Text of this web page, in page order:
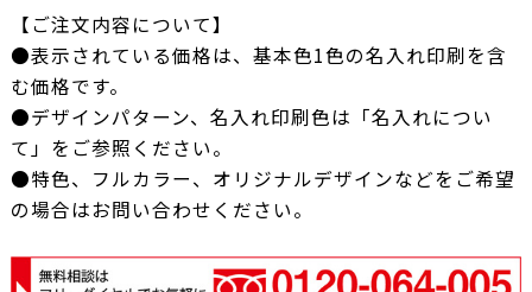
【ご注文内容について】
●表示されている価格は、基本色1色の名入れ印刷を含
む価格です。
●デザインパターン、名入れ印刷色は「名入れについ
て」をご参照ください。
●特色、フルカラー、オリジナルデザインなどをご希望
の場合はお問い合わせください。